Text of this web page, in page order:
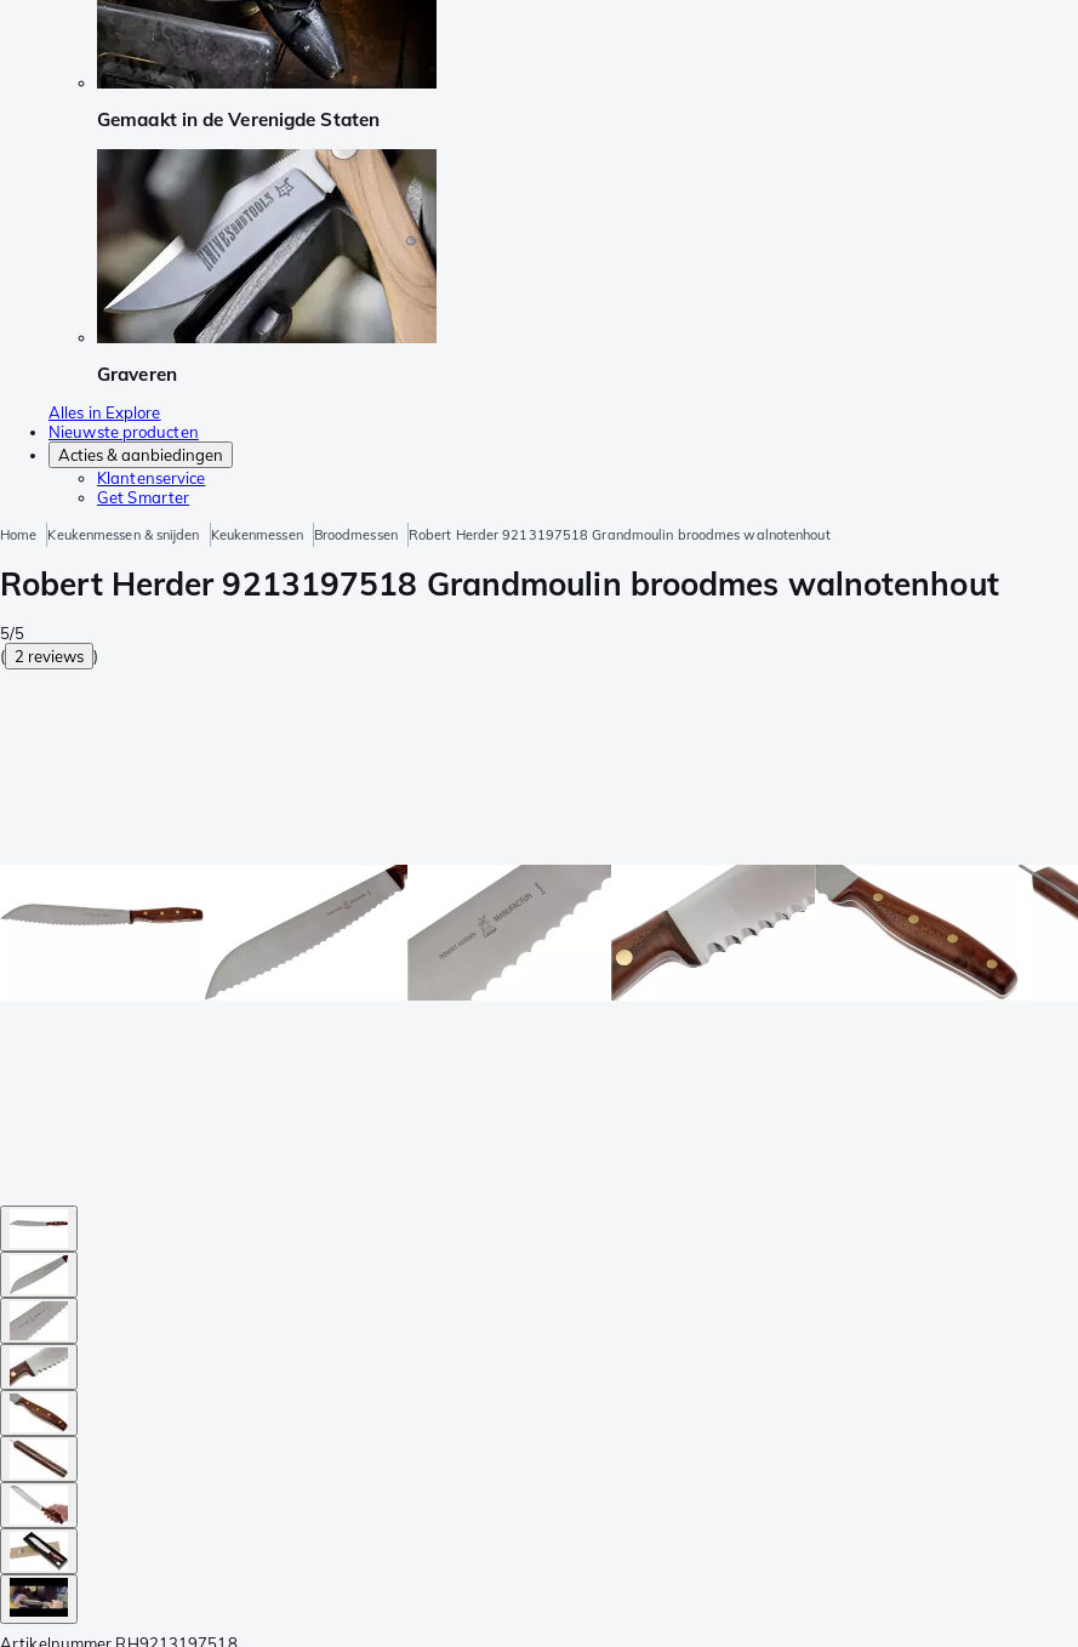
Gemaakt in de Verenigde Staten
Graveren
Alles in Explore
Nieuwste producten
Acties & aanbiedingen
Klantenservice
Get Smarter
Home Keukenmessen & snijden Keukenmessen Broodmessen Robert Herder 9213197518 Grandmoulin broodmes walnotenhout
Robert Herder 9213197518 Grandmoulin broodmes walnotenhout
5/5
( 2 reviews )